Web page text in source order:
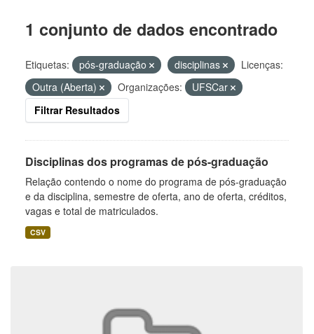
1 conjunto de dados encontrado
Etiquetas: pós-graduação disciplinas
Licenças:
Outra (Aberta)
Organizações:
UFSCar
Filtrar Resultados
Disciplinas dos programas de pós-graduação
Relação contendo o nome do programa de pós-graduação
e da disciplina, semestre de oferta, ano de oferta, créditos,
vagas e total de matriculados.
CSV